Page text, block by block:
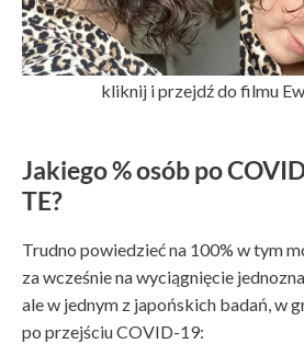
kliknij i przejdź do filmu
Jakiego % osób po
TE?
Trudno powiedzieć na 100% w tym
za wcześnie na wyciągnięcie
ale w jednym z japońskich badań, w
po przejściu COVID-19: